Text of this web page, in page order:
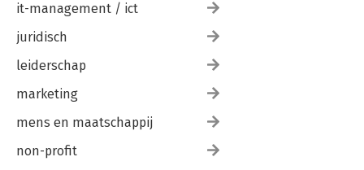
it-management / ict
juridisch
leiderschap
marketing
mens en maatschappij
non-profit